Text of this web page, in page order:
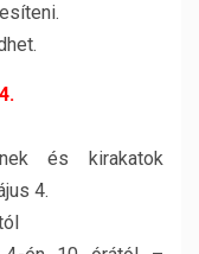
és kirakatok
4.